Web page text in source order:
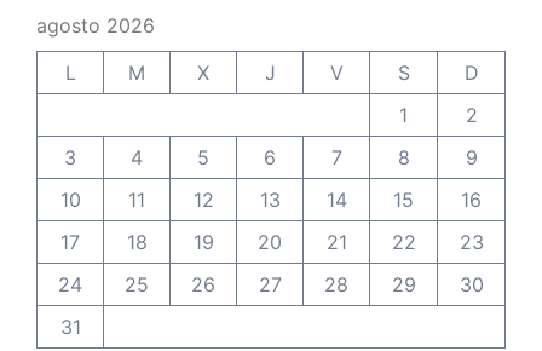
agosto 2026
L
M X J V S
D
1
2
3
4 5 6 7 8
9
10
11 12 13 14 15
16
17
18 19 20 21 22
23
24
25 26 27 28 29
30
31